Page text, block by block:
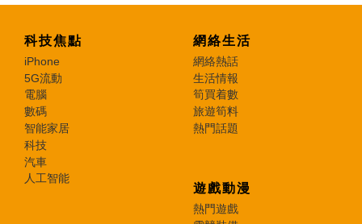
科技焦點
iPhone
5G流動
電腦
數碼
智能家居
科技
汽車
人工智能
網絡生活
網絡熱話
生活情報
筍買着數
旅遊筍料
熱門話題
遊戲動漫
熱門遊戲